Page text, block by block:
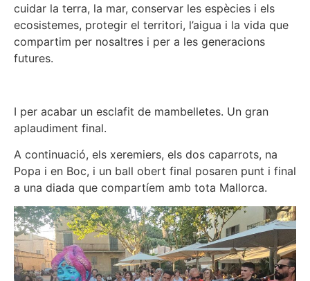
cuidar la terra, la mar, conservar les espècies i els
ecosistemes, protegir el territori, l’aigua i la vida que
compartim per nosaltres i per a les generacions
futures.
I per acabar un esclafit de mambelletes. Un gran
aplaudiment final.
A continuació, els xeremiers, els dos caparrots, na
Popa i en Boc, i un ball obert final posaren punt i final
a una diada que compartíem amb tota Mallorca.